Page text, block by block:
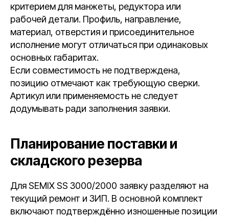
критерием для манжеты, редуктора или
рабочей детали. Профиль, направление,
материал, отверстия и присоединительное
исполнение могут отличаться при одинаковых
основных габаритах.
Если совместимость не подтверждена,
позицию отмечают как требующую сверки.
Артикул или применяемость не следует
додумывать ради заполнения заявки.
Планирование поставки и
складского резерва
Для SEMIX SS 3000/2000 заявку разделяют на
текущий ремонт и ЗИП. В основной комплект
включают подтверждённо изношенные позиции